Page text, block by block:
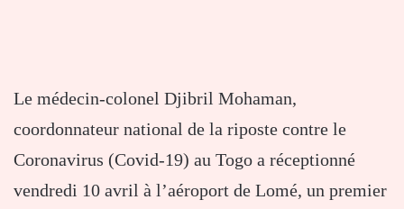
Le médecin-colonel Djibril Mohaman,
coordonnateur national de la riposte contre le
Coronavirus (Covid-19) au Togo a réceptionné
vendredi 10 avril à l’aéroport de Lomé, un premier